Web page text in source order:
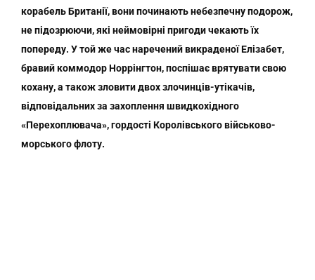
корабель Британії, вони починають небезпечну подорож,
не підозрюючи, які неймовірні пригоди чекають їх
попереду. У той же час наречений викраденої Елізабет,
бравий коммодор Норрінгтон, поспішає врятувати свою
кохану, а також зловити двох злочинців-утікачів,
відповідальних за захоплення швидкохідного
«Перехоплювача», гордості Королівського військово-
морського флоту.